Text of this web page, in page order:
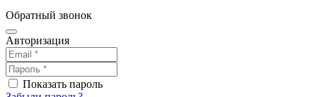
Обратный звонок
Авторизация
Показать пароль